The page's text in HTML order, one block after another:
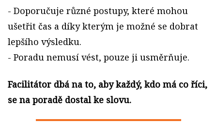
- Doporučuje různé postupy, které mohou
ušetřit čas a díky kterým je možné se dobrat
lepšího výsledku.
- Poradu nemusí vést, pouze ji usměrňuje.
Facilitátor dbá na to, aby každý, kdo má co říci,
se na poradě dostal ke slovu.